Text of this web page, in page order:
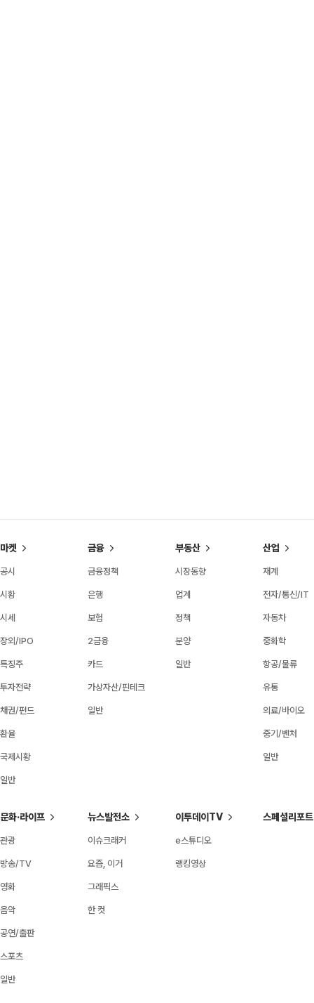
마켓
공시
시황
시세
장외/IPO
특징주
투자전략
채권/펀드
환율
국제시황
일반
금융
금융정책
은행
보험
2금융
카드
가상자산/핀테크
일반
부동산
시장동향
업계
정책
분양
일반
산업
재계
전자/통신/IT
자동차
중화학
항공/물류
유통
의료/바이오
중기/벤처
일반
문화·라이프
관광
방송/TV
영화
음악
공연/출판
스포츠
일반
뉴스발전소
이슈크래커
요즘, 이거
그래픽스
한 컷
이투데이TV
e스튜디오
랭킹영상
스페셜리포트